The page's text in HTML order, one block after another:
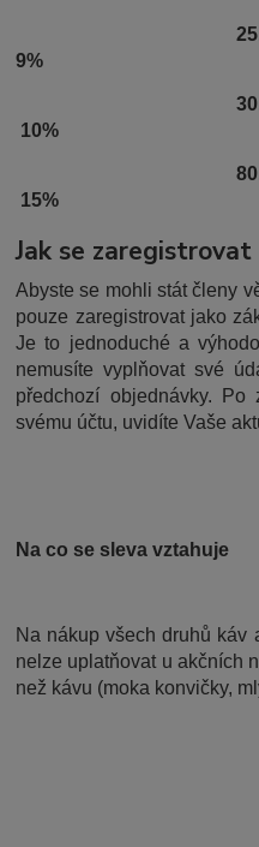
9%
10%
15%
Jak se zaregistrovat
Abyste se mohli stát členy
pouze zaregistrovat jako
Je to jednoduché a
nemusíte vyplňovat své
předchozí objednávky.
svému účtu, uvidíte Vaše
Na co se sleva vztahuje
Na nákup všech druhů káv
nelze uplatňovat u akčních
než kávu (moka konvičky,